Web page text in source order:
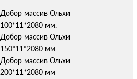
Добор массив Ольхи
100*11*2080 мм.
Добор массив Ольхи
150*11*2080 мм
Добор массив Ольхи
200*11*2080 мм